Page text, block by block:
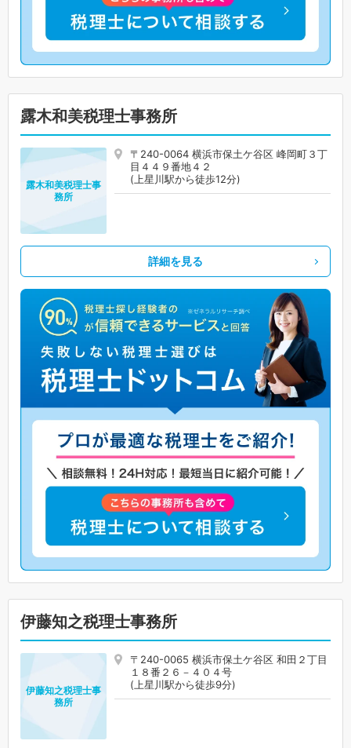
露木和美税理士事務所
〒240-0064 横浜市保土ケ谷区 峰岡町３丁
目４４９番地４２
(上星川駅から徒歩12分)
露木和美税理士事
務所
詳細を見る
伊藤知之税理士事務所
〒240-0065 横浜市保土ケ谷区 和田２丁目
１８番２６－４０４号
(上星川駅から徒歩9分)
伊藤知之税理士事
務所